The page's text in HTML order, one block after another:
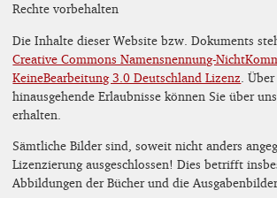
Rechte vorbehalten
Die Inhalte dieser Website bzw. Dokuments
Creative Commons Namensnennung-
KeineBearbeitung 3.0 Deutschland Lizenz .
hinausgehende Erlaubnisse können Sie über
erhalten.
Sämtliche Bilder sind, soweit nicht anders
Lizenzierung ausgeschlossen! Dies betrifft
Abbildungen der Bücher und die